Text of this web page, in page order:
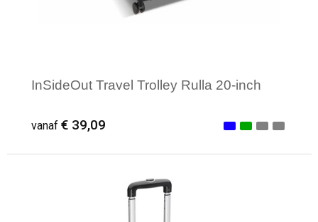
InSideOut Travel Trolley Rulla 20-inch
vanaf € 39,09
Minimale afname: 1